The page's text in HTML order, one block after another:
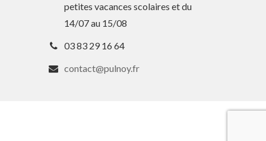
Guide des activités et services
petites vacances scolaires et du
14/07 au 15/08
03 83 29 16 64
contact@pulnoy.fr